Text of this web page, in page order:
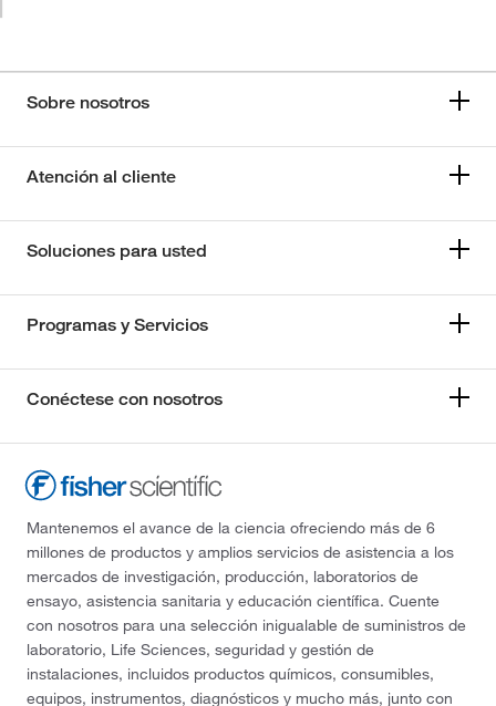
Sobre nosotros
Atención al cliente
Soluciones para usted
Programas y Servicios
Conéctese con nosotros
Mantenemos el avance de la ciencia ofreciendo más de 6
millones de productos y amplios servicios de asistencia a los
mercados de investigación, producción, laboratorios de
ensayo, asistencia sanitaria y educación científica. Cuente
con nosotros para una selección inigualable de suministros de
laboratorio, Life Sciences, seguridad y gestión de
instalaciones, incluidos productos químicos, consumibles,
equipos, instrumentos, diagnósticos y mucho más, junto con